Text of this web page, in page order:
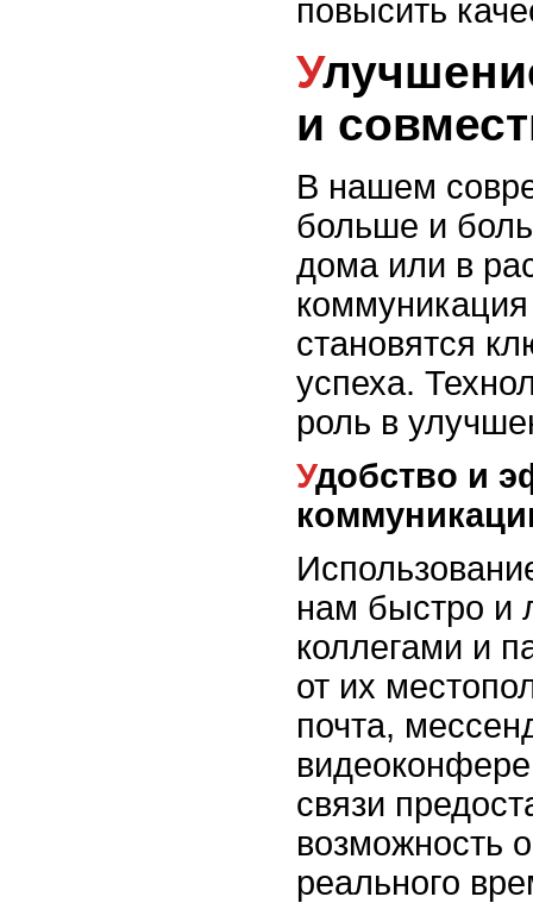
повысить
Улучшение коммуникации
и
В нашем
больше и
дома или в
становятся
успеха.
роль в
Удобство и эффективность
нам быстро и
коллегами и
от их
почта,
связи
возможность
реального